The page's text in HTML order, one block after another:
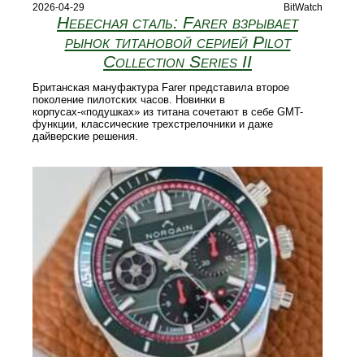
2026-04-29 BitWatch
Небесная сталь: Farer взрывает
рынок титановой серией Pilot
Collection Series II
Британская мануфактура Farer представила второе
поколение пилотских часов. Новинки в
корпусах-«подушках» из титана сочетают в себе GMT-
функции, классические трехстрелочники и даже
дайверские решения.